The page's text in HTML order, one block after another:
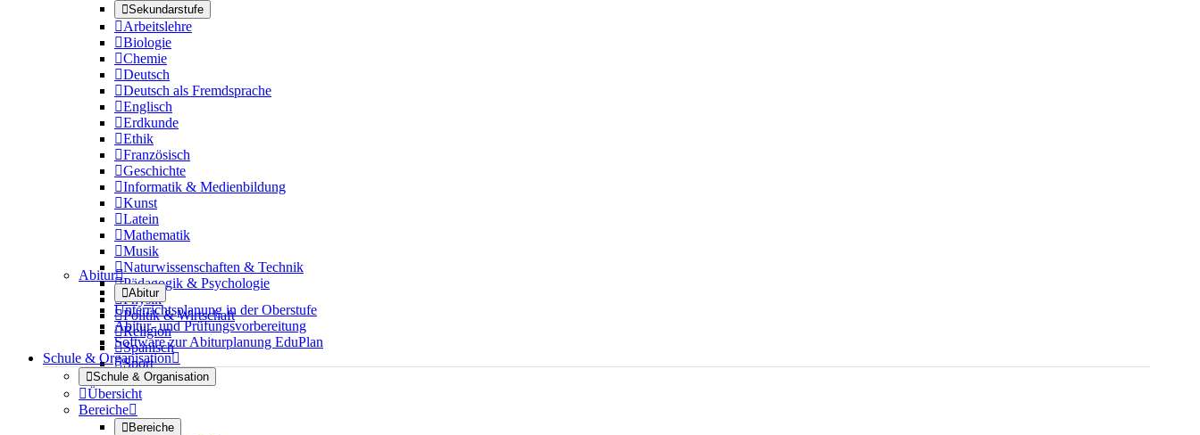
Sekundarstufe
Arbeitslehre
Biologie
Chemie
Deutsch
Deutsch als Fremdsprache
Englisch
Erdkunde
Ethik
Französisch
Geschichte
Informatik & Medienbildung
Kunst
Latein
Mathematik
Musik
Naturwissenschaften & Technik
Pädagogik & Psychologie
Physik
Politik & Wirtschaft
Religion
Spanisch
Sport
Abitur
Abitur
Unterrichtsplanung in der Oberstufe
Abitur- und Prüfungsvorbereitung
Software zur Abiturplanung EduPlan
Schule & Organisation
Schule & Organisation
Übersicht
Bereiche
Bereiche